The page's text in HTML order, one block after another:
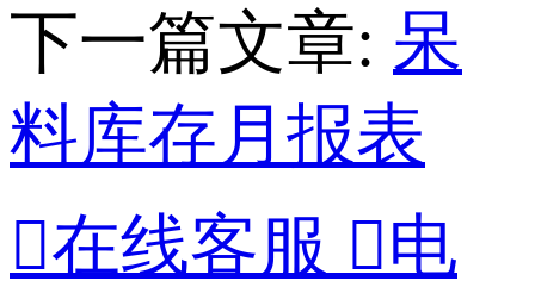
下一篇文章: 呆
料库存月报表
在线客服 电